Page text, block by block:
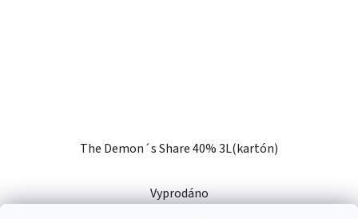
The Demon´s Share 40% 3L(kartón)
Vyprodáno